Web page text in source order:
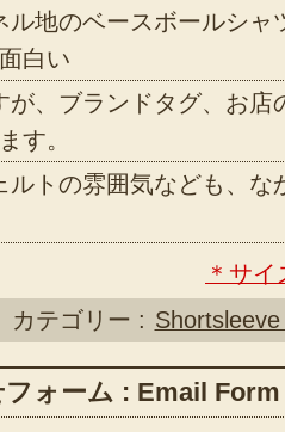
ル地のベースボールシャ
白い
ブランドタグ、お店
す。
の雰囲気なども、な
＊サ
テゴリー :
ォーム : Email Form